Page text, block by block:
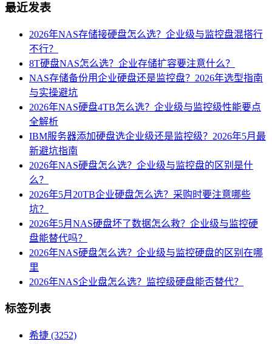
最近发表
2026年NAS存储接硬盘怎么选？企业级与监控盘混搭行
不行？
8T硬盘NAS怎么选？企业存储扩容要注意什么？
NAS存储备份用企业硬盘还是监控盘？2026年选型指南
与实操避坑
2026年NAS硬盘4TB怎么选？企业级与监控级性能要点
全解析
IBM服务器添加硬盘选企业级还是监控级？2026年5月最
新避坑指南
2026年NAS硬盘怎么选？企业级与监控盘的区别是什
么？
2026年5月20TB企业硬盘怎么选？采购时要注意哪些
坑？
2026年5月NAS硬盘坏了数据怎么救？企业级与监控硬
盘能替代吗？
2026年NAS硬盘怎么选？企业级与监控硬盘的区别在哪
里
2026年NAS企业盘怎么选？监控级硬盘能否替代？
标签列表
希捷 (3252)